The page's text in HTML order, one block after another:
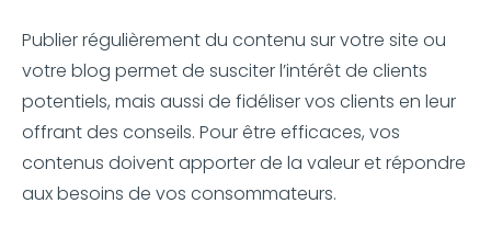
Publier régulièrement du contenu sur votre site ou
votre blog permet de susciter l’intérêt de clients
potentiels, mais aussi de fidéliser vos clients en leur
offrant des conseils. Pour être efficaces, vos
contenus doivent apporter de la valeur et répondre
aux besoins de vos consommateurs.